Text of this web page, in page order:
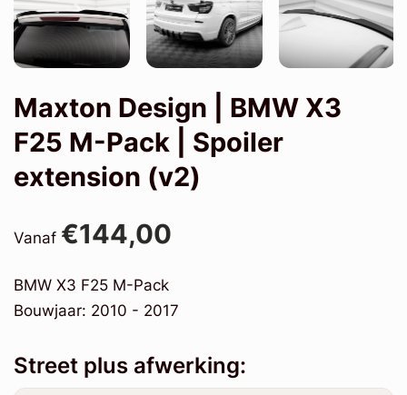
Maxton Design | BMW X3
F25 M-Pack | Spoiler
extension (v2)
Vanaf €144,00
BMW X3 F25 M-Pack
Bouwjaar: 2010 - 2017
Street plus afwerking: